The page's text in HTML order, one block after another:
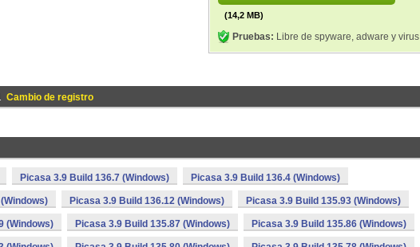
(14,2 MB)
Pruebas: Libre de spyware, adware y virus
Cambio de registro
Picasa 3.9 Build 136.7 (Windows) Picasa 3.9 Build 136.4 (Windows)
Picasa 3.9 Build 136.12 (Windows) Picasa 3.9 Build 135.93 (Windows)
(Windows) Picasa 3.9 Build 135.87 (Windows) Picasa 3.9 Build 135.86 (Windows)